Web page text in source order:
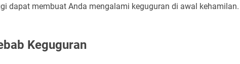
dapat membuat Anda mengalami keguguran di awal kehamilan.
Keguguran